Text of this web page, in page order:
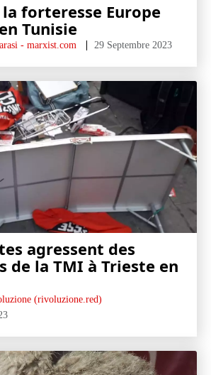
forteresse Europe
Tunisie
- marxist.com 29 Septembre 2023
agressent des
de la TMI à Trieste en
(rivoluzione.red)